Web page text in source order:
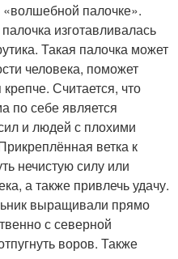
«волшебной палочке».
изготавливалась
Такая палочка может
человека, поможет
Считается, что
по себе является
и людей с плохими
ветка к
нечистую силу или
а также привлечь удачу.
выращивали прямо
с северной
воров. Также